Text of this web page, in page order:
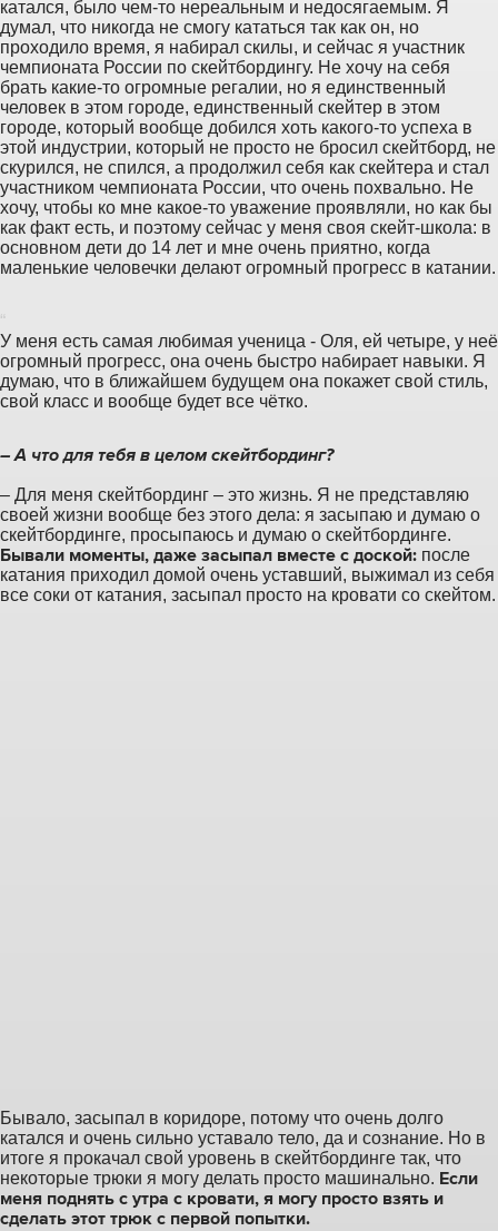
катался, было чем-то нереальным и недосягаемым. Я
думал, что никогда не смогу кататься так как он, но
проходило время, я набирал скилы, и сейчас я участник
чемпионата России по скейтбордингу. Не хочу на себя
брать какие-то огромные регалии, но я единственный
человек в этом городе, единственный скейтер в этом
городе, который вообще добился хоть какого-то успеха в
этой индустрии, который не просто не бросил скейтборд, не
скурился, не спился, а продолжил себя как скейтера и стал
участником чемпионата России, что очень похвально. Не
хочу, чтобы ко мне какое-то уважение проявляли, но как бы
как факт есть, и поэтому сейчас у меня своя скейт-школа: в
основном дети до 14 лет и мне очень приятно, когда
маленькие человечки делают огромный прогресс в катании.
“
У меня есть самая любимая ученица - Оля, ей четыре, у неё
огромный прогресс, она очень быстро набирает навыки. Я
думаю, что в ближайшем будущем она покажет свой стиль,
свой класс и вообще будет все чётко.
– А что для тебя в целом скейтбординг?
– Для меня скейтбординг – это жизнь. Я не представляю
своей жизни вообще без этого дела: я засыпаю и думаю о
скейтбординге, просыпаюсь и думаю о скейтбординге.
Бывали моменты, даже засыпал вместе с доской: после
катания приходил домой очень уставший, выжимал из себя
все соки от катания, засыпал просто на кровати со скейтом.
Бывало, засыпал в коридоре, потому что очень долго
катался и очень сильно уставало тело, да и сознание. Но в
итоге я прокачал свой уровень в скейтбординге так, что
некоторые трюки я могу делать просто машинально. Если
меня поднять с утра с кровати, я могу просто взять и
сделать этот трюк с первой попытки.